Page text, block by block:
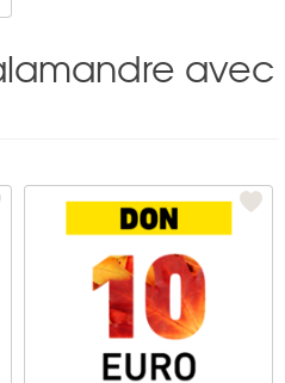
avec